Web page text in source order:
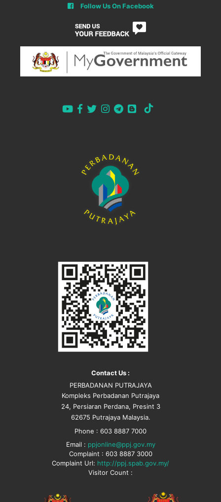
Follow Us On Facebook
Contact Us :
PERBADANAN PUTRAJAYA
Kompleks Perbadanan Putrajaya
24, Persiaran Perdana, Presint 3
62675 Putrajaya Malaysia.
Phone : 603 8887 7000
Email : ppjonline@ppj.gov.my
Complaint : 603 8887 3000
Complaint Url: http://ppj.spab.gov.my/
Visitor Count :